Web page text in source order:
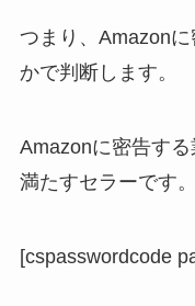
つまり、Amazon
かで判断します。
Amazonに密告す
満たすセラーです。
[cspasswordcode